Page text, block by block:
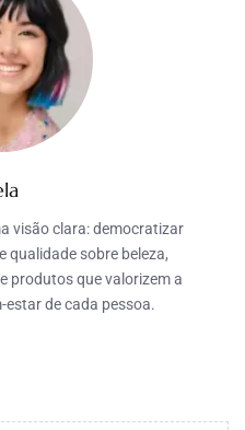
visão clara: democratizar
qualidade sobre beleza,
produtos que valorizem a
estar de cada pessoa.